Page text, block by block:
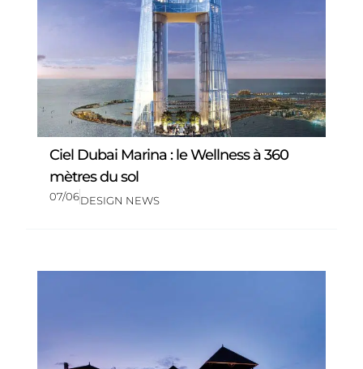
Ciel Dubai Marina : le Wellness à 360
mètres du sol
07/06DESIGN NEWS